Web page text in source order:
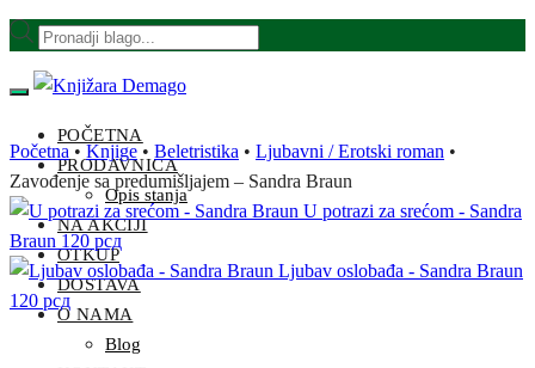
Skip
navigation
Skip
content
Products
POČETNA
PRODAVNICA
Opis stanja
NA AKCIJI
OTKUP
DOSTAVA
O NAMA
Blog
Početna • Knjige • Beletristika • Ljubavni / Erotski roman •
Zavođenje sa predumišljajem – Sandra Braun
U potrazi za srećom - Sandra
Braun 120 рсд
Ljubav oslobađa - Sandra Braun
120 рсд